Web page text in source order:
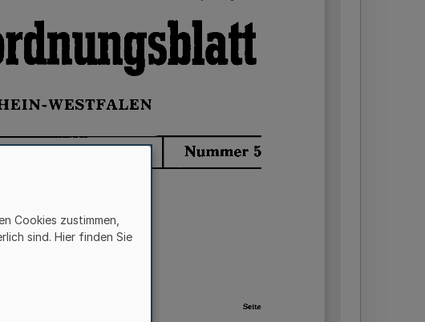
Cookies zustimmen,
sind. Hier finden Sie